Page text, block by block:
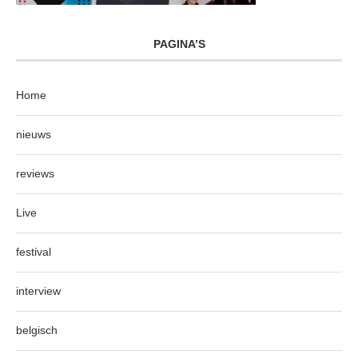
PAGINA’S
Home
nieuws
reviews
Live
festival
interview
belgisch